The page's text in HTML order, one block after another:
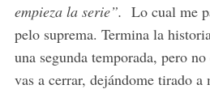
empieza la serie”. Lo cual me
pelo suprema. Termina la
una segunda temporada, pero
vas a cerrar, dejándome tirado a